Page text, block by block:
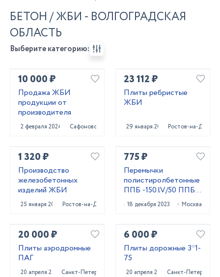
БЕТОН / ЖБИ - ВОЛГОГРАДСКАЯ
ОБЛАСТЬ
Выберите категорию:
10 000 ₽
Продажа ЖБИ
продукции от
производителя
2 февраля 2024 Сафоново
23 112 ₽
Плиты ребристые
ЖБИ
29 января 2024 Ростов-на-Дону
1 320 ₽
Производство
железобетонных
изделий ЖБИ
25 января 2024 Ростов-на-Дону
775 ₽
Перемычки
полистиролбетонные
ППБ -150.lV/50 ППБ
-180.l/50 ППБ
-180lV/50 Д400
18 декабря 2023 Москва
20 000 ₽
Плиты аэродромные
ПАГ
20 апреля 2023 Санкт-Петербург
6 000 ₽
Плиты дорожные 3*1-
75
20 апреля 2023 Санкт-Петербург